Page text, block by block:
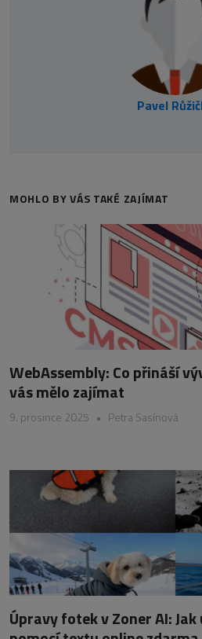
Pavel
MOHLO BY VÁS TAKÉ ZAJÍMAT
WebAssembly: Co přináší
vás mělo zajímat
9. prosince 2025 • Petra Sasínová
Úpravy fotek v Zoner AI: